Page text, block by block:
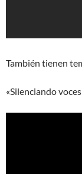
También tienen
«Silenciando